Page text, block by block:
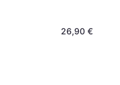
26,90 €